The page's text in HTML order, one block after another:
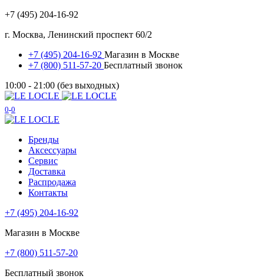
+7 (495) 204-16-92
г. Москва, Ленинский проспект 60/2
+7 (495) 204-16-92 Магазин в Москве
+7 (800) 511-57-20 Бесплатный звонок
10:00 - 21:00 (без выходных)
0 0
Бренды
Аксессуары
Сервис
Доставка
Распродажа
Контакты
+7 (495) 204-16-92
Магазин в Москве
+7 (800) 511-57-20
Бесплатный звонок